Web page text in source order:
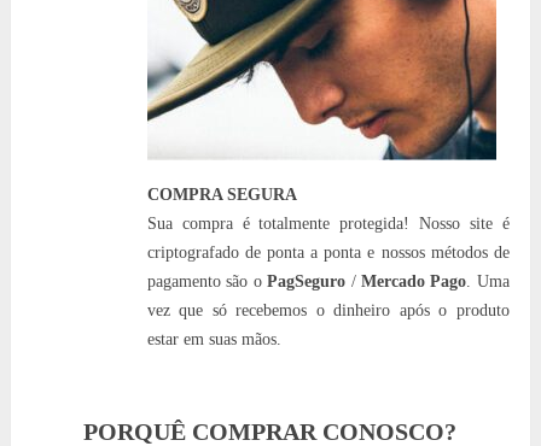
COMPRA SEGURA
Sua compra é totalmente protegida! Nosso site é
criptografado de ponta a ponta e nossos métodos de
pagamento são oPagSeguro /Mercado Pago . Uma
vez que só recebemos o dinheiro após o produto
estar em suas mãos.
PORQUÊ COMPRAR CONOSCO?